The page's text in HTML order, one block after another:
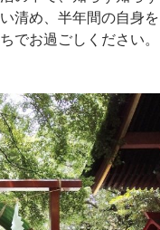
清め、半年間の自身を
でお過ごしください。